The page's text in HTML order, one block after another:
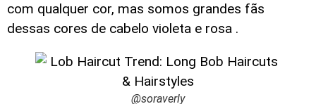
com qualquer cor, mas somos grandes fãs
dessas cores de cabelo violeta e rosa .
@soraverly